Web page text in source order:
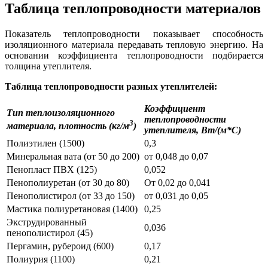
Таблица теплопроводности материалов
Показатель теплопроводности показывает способность
изоляционного материала передавать тепловую энергию. На
основании коэффициента теплопроводности подбирается
толщина утеплителя.
Таблица теплопроводности разных утеплителей:
Тип теплоизоляционного
материала, плотность (кг/м3)
Коэффициент
теплопроводности
утеплителя, Вт/(м*С)
Полиэтилен (1500)
0,3
Минеральная вата (от 50 до 200) от 0,048 до 0,07
Пенопласт ПВХ (125)
0,052
Пенополиуретан (от 30 до 80)
От 0,02 до 0,041
Пенополистирол (от 33 до 150)
от 0,031 до 0,05
Мастика полиуретановая (1400)
0,25
Экструдированный
пенополистирол (45)
0,036
Пергамин, рубероид (600)
0,17
Полиурия (1100)
0,21